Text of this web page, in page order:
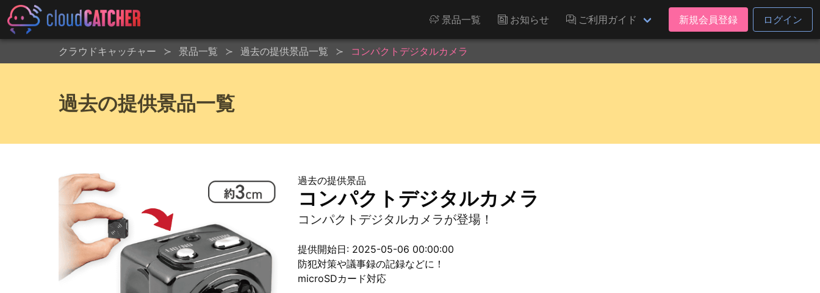
景品一覧 お知らせ ご利用ガイド 新規会員登録 ログイン
クラウドキャッチャー 景品一覧 過去の提供景品一覧 コンパクトデジタルカメラ
過去の提供景品一覧
過去の提供景品
コンパクトデジタルカメラ
コンパクトデジタルカメラが登場！
提供開始日: 2025-05-06 00:00:00
防犯対策や議事録の記録などに！
microSDカード対応